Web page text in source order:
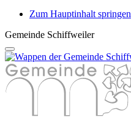
Zum Hauptinhalt springen
Gemeinde Schiffweiler